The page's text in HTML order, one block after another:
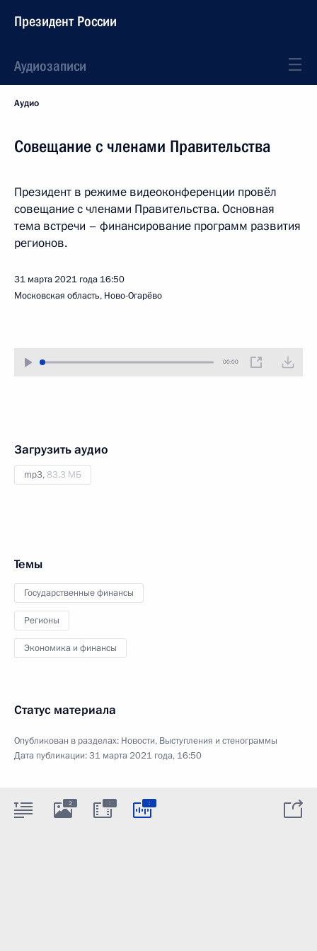
Президент России
Аудиозаписи
Аудио
Совещание с членами Правительства
Президент в режиме видеоконференции провёл
совещание с членами Правительства. Основная
тема встречи – финансирование программ развития
регионов.
31 марта 2021 года 16:50
Московская область, Ново-Огарёво
00:00
Загрузить аудио
mp3,83.3 МБ
Темы
Государственные финансы
Регионы
Экономика и финансы
Статус материала
Опубликован в разделах: Новости, Выступления и стенограммы
Дата публикации:31 марта 2021 года, 16:50
2 : :